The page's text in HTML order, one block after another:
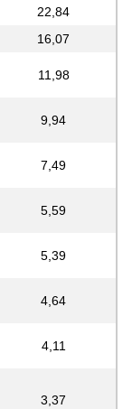
22,84
16,07
11,98
9,94
7,49
5,59
5,39
4,64
4,11
3,37